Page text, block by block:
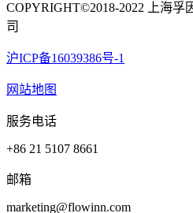
COPYRIGHT©2018-2022 上海孚
司
沪ICP备16039386号-1
网站地图
服务电话
+86 21 5107 8661
邮箱
marketing@flowinn.com